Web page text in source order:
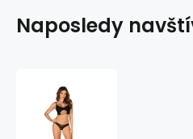
Naposledy